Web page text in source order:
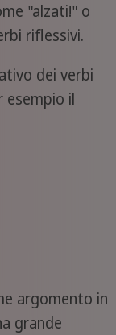
"alzati!" o
riflessivi.
dei verbi
esempio il
argomento in
grande